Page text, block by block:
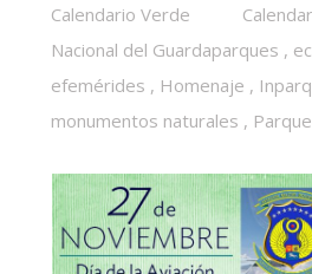
Calendario Verde
Nacional del Guardaparques ,
efemérides , Homenaje ,
monumentos naturales ,